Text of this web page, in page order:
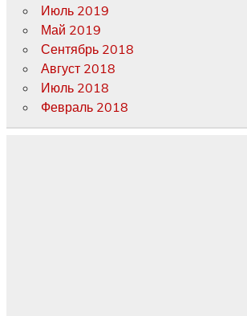
Июль 2019
Май 2019
Сентябрь 2018
Август 2018
Июль 2018
Февраль 2018